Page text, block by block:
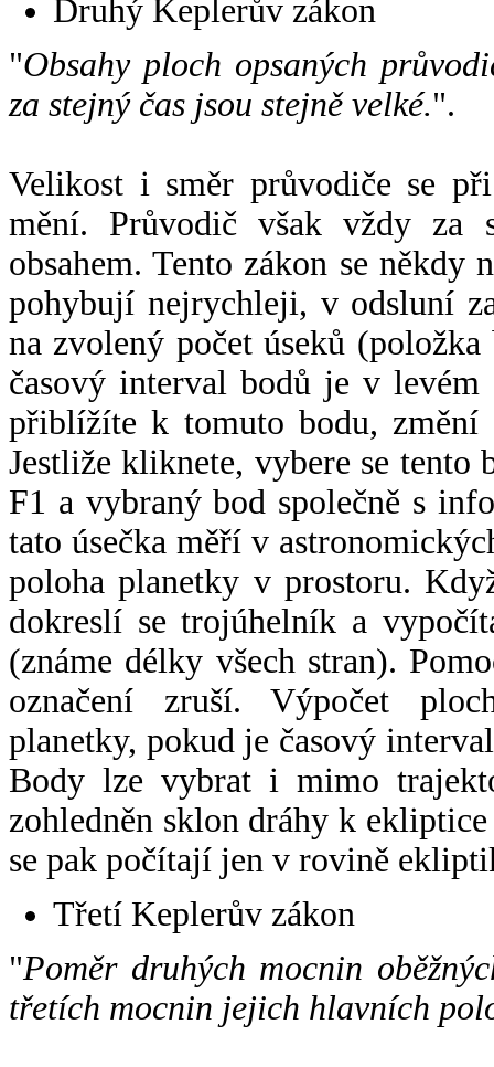
Druhý Keplerův zákon
"Obsahy ploch opsaných
za stejný čas jsou stejně velké.".
Velikost i směr průvodiče se
mění. Průvodič však vždy za
obsahem. Tento zákon se někdy
pohybují nejrychleji, v odsluní
na zvolený počet úseků
časový interval bodů je v
přiblížíte k tomuto bodu,
Jestliže kliknete, vybere se tento
F1 a vybraný bod společně s
tato úsečka měří v
poloha planetky v prostoru.
dokreslí se trojúhelník a
(známe délky všech stran).
označení zruší. Výpočet
planetky, pokud je časový
Body lze vybrat i mimo
zohledněn sklon dráhy k
se pak počítají jen v rovině
Třetí Keplerův zákon
"Poměr druhých mocnin
třetích mocnin jejich hlavních